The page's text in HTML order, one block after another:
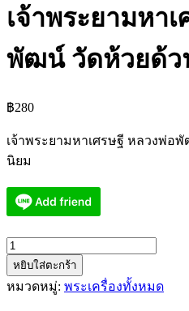
เจ้าพระยามหา
พัฒน์ วัดห้วยด้ว
฿280
เจ้าพระยามหาเศรษฐี หลวงพ่อ
นิยม
จำนวน
เจ้าพระยา
มหา
หยิบใส่ตะกร้า
หมวดหมู่: พระเครื่องทั้งหมด